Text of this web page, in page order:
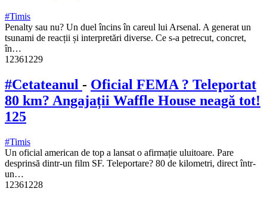
#Timis
Penalty sau nu? Un duel încins în careul lui Arsenal. A generat un
tsunami de reacții și interpretări diverse. Ce s-a petrecut, concret,
în…
12361229
#Cetateanul - Oficial FEMA ? Teleportat
80 km? Angajații Waffle House neagă tot!
125
#Timis
Un oficial american de top a lansat o afirmație uluitoare. Pare
desprinsă dintr-un film SF. Teleportare? 80 de kilometri, direct într-
un…
12361228